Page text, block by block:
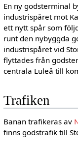
En ny godsterminal
industrispåret mot
ett nytt spår som
runt den nybyggda
industrispåret vid
flyttades från
centrala Luleå till
Trafiken
Banan trafikeras av
finns godstrafik till